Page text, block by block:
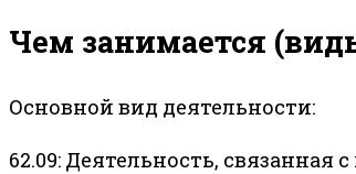
Чем занимается
Основной вид деятельности:
62.09: Деятельность,